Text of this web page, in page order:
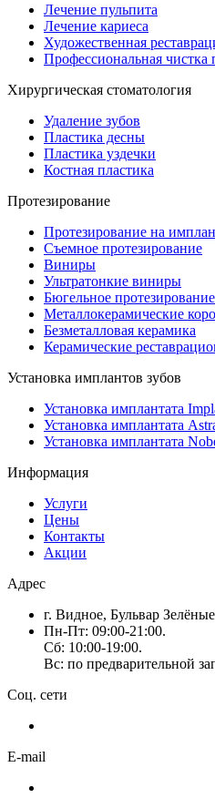
Лечение пульпита
Лечение кариеса
Художественная
Профессиональная чистка
Хирургическая стоматология
Удаление зубов
Пластика десны
Пластика уздечки
Костная пластика
Протезирование
Протезирование на
Съемное протезирование
Виниры
Ультратонкие виниры
Бюгельное протезирование
Металлокерамические
Безметалловая керамика
Керамические
Установка имплантов зубов
Установка имплантата
Установка имплантата
Установка имплантата
Информация
Услуги
Цены
Контакты
Акции
Адрес
г. Видное, Бульвар
Пн-Пт: 09:00-21:00.
Сб: 10:00-19:00.
Вс: по предварительной
Соц. сети
E-mail